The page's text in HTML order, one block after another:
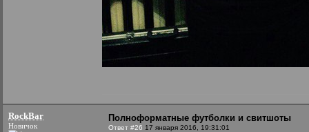
RockBar
Новичок
Полноформатные футболки и свитшоты
Ответ #26 17 января 2016, 19:31:01